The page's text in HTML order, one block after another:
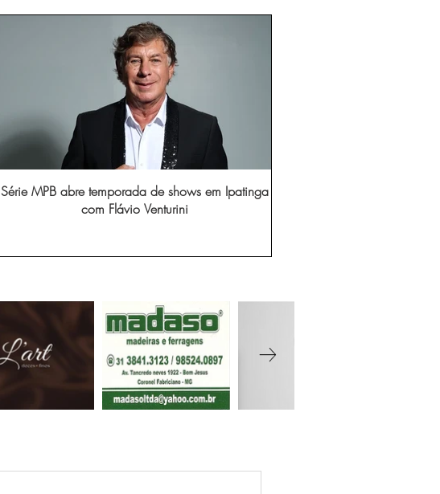
Série MPB abre temporada de shows em Ipatinga
com Flávio Venturini